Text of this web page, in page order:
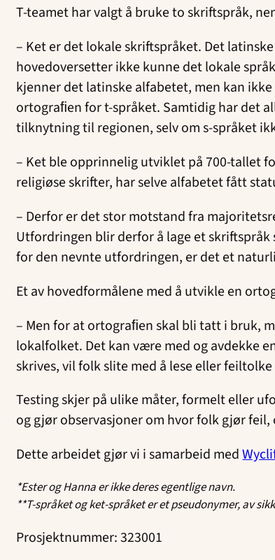
T-teamet har valgt å bruke to skriftspråk,
– Ket er det lokale skriftspråket. Det
hovedoversetter ikke kunne det lokale
kjenner det latinske alfabetet, men kan
ortograﬁen for t-språket. Samtidig har det
tilknytning til regionen, selv om s-språket
– Ket ble opprinnelig utviklet på 700-tallet
religiøse skrifter, har selve alfabetet fått
– Derfor er det stor motstand fra
Utfordringen blir derfor å lage et skriftspråk
for den nevnte utfordringen, er det et
Et av hovedformålene med å utvikle en
– Men for at ortograﬁen skal bli tatt i bruk,
lokalfolket. Det kan være med og avdekke
skrives, vil folk slite med å lese eller
Testing skjer på ulike måter, formelt eller
og gjør observasjoner om hvor folk gjør
Dette arbeidet gjør vi i samarbeid med
*Ester og Hanna er ikke deres egentlige navn.
**T-språket og ket-språket er et pseudonymer, av
Prosjektnummer: 323001